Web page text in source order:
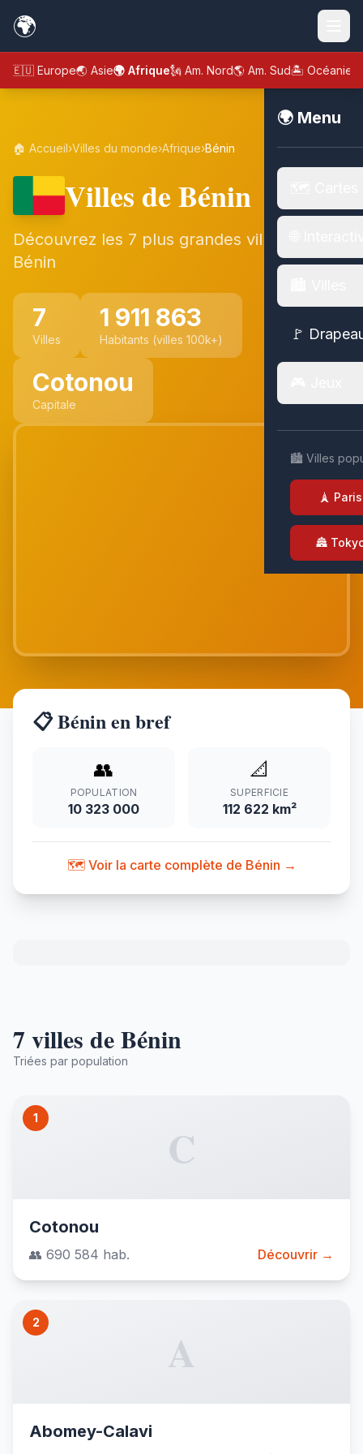
🌍
🇪🇺 Europe🌏 Asie🌍 Afrique🗽 Am. Nord🌎 Am. Sud🏝️ Océanie
🌍 Menu
🚩
🏙️ Villes
🗼 Paris
🏯
🏠 Accueil›Villes du monde›Afrique›Bénin
Villes de Bénin
Découvrez les 7 plus grandes villes de
Bénin
7
Villes
1 911 863
Habitants (villes 100k+)
Cotonou
Capitale
📋 Bénin en bref
👥
POPULATION
10 323 000
📐
SUPERFICIE
112 622 km²
🗺️ Voir la carte complète de Bénin →
7 villes de Bénin
Triées par population
1
C
Cotonou
👥 690 584 hab. Découvrir →
2
A
Abomey-Calavi